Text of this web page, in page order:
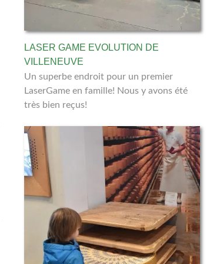
LASER GAME EVOLUTION DE
VILLENEUVE
Un superbe endroit pour un premier
LaserGame en famille! Nous y avons été
très bien reçus!